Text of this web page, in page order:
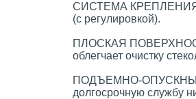
СИСТЕМА КРЕПЛЕНИЯ.
(с регулировкой).
ПЛОСКАЯ
облегчает очистку
ПОДЪЕМНО-ОПУСКНЫЙ
долгосрочную службу